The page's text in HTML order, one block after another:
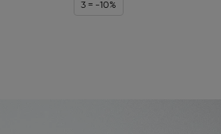
3 = -10%